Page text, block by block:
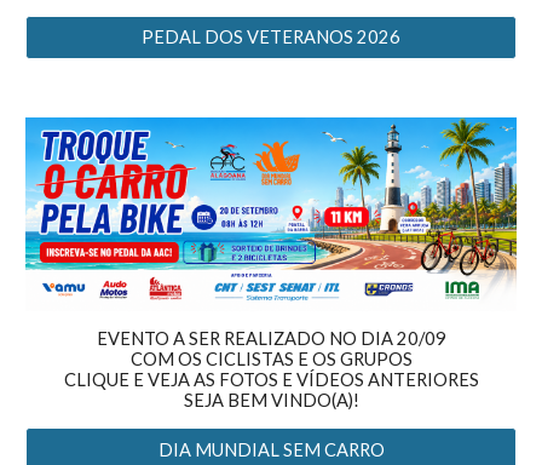
PEDAL DOS VETERANOS 2026
EVENTO A SER REALIZADO NO DIA 20/09
COM OS CICLISTAS E OS GRUPOS
CLIQUE E VEJA AS FOTOS E VÍDEOS ANTERIORES
SEJA BEM VINDO(A)!
DIA MUNDIAL SEM CARRO